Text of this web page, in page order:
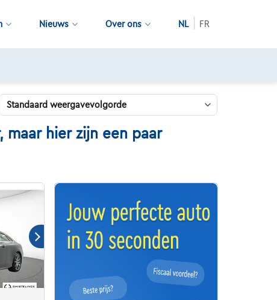
Nieuws Over ons NL FR
maar hier zijn een paar